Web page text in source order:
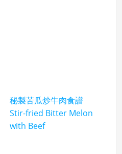
秘製苦瓜炒牛肉食譜
Stir-fried Bitter Melon
with Beef